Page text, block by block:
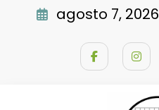
agosto 7, 2026